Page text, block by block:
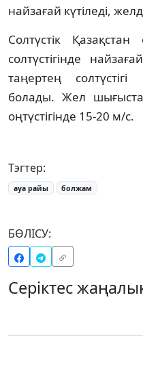
найзағай күтіледі,
Солтүстік
солтүстігінде
таңертең
болады. Жел
оңтүстігінде 15-20 м/с.
Тэгтер:
ауа райы болжам
БӨЛІСУ:
Серіктес